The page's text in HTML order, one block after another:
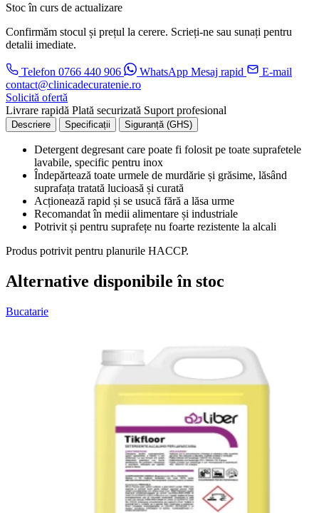
Stoc în curs de actualizare
Confirmăm stocul și prețul la cerere. Scrieți-ne sau sunați pentru
detalii imediate.
Telefon 0766 440 906 WhatsApp Mesaj rapid
E-mail
contact@clinicadecuratenie.ro
Solicită ofertă
Livrare rapidă Plată securizată Suport profesional
Descriere Specificații Siguranță (GHS)
Detergent degresant care poate fi folosit pe toate suprafetele
lavabile, specific pentru inox
Îndepărtează toate urmele de murdărie și grăsime, lăsând
suprafața tratată lucioasă și curată
Acționează rapid și se usucă fără a lăsa urme
Recomandat în medii alimentare și industriale
Potrivit și pentru suprafețe nu foarte rezistente la alcali
Produs potrivit pentru planurile HACCP.
Alternative disponibile în stoc
Bucatarie